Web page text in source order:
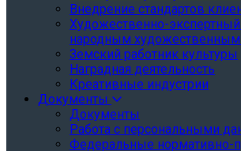
Внедрение стандартов
Художественно-экспертный
народным
Земский работник культуры
Наградная деятельность
Креативные индустрии
Документы
Документы
Работа с персональными
Федеральные нормативно-